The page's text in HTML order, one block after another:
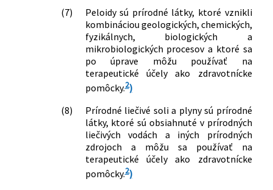
prírodnú liečivú vodu a prírodnú
minerálnu vodu, podrobnosti o
balneologickom posudku, rozdelenie,
rozsah sledovania a obsah analýz
prírodných liečivých vôd a prírodných
minerálnych vôd a ich produktov a
požiadavky pre zápis akreditovaného
Štátnou kúpeľnou komisiou
176/2013 Z. z.
Vyhláška Ministerstva zdravotníctva
Slovenskej republiky, ktorou sa mení
vyhláška Ministerstva zdravotníctva
Slovenskej republiky č. 101/2006 Z. z.,
ktorou sa ustanovuje minimálne
(7)
Peloidy sú prírodné látky, ktoré vznikli
kombináciou geologických, chemických,
fyzikálnych, biologických a
mikrobiologických procesov a ktoré sa
po úprave môžu používať na
terapeutické účely ako zdravotnícke
pomôcky.2)
(8)
Prírodné liečivé soli a plyny sú prírodné
látky, ktoré sú obsiahnuté v prírodných
liečivých vodách a iných prírodných
zdrojoch a môžu sa používať na
terapeutické účely ako zdravotnícke
pomôcky.2)